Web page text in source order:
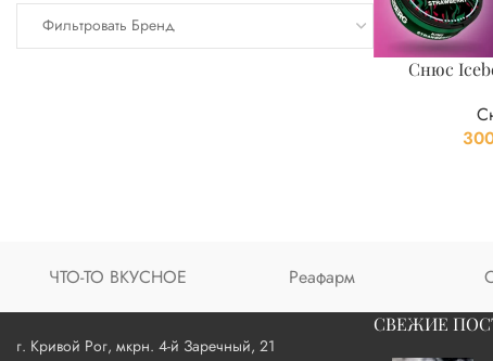
Фильтровать Бренд
Снюс
ЧТО-ТО ВКУСНОЕ Реафарм
г. Кривой Рог, мкрн. 4-й Заречный, 21
СВЕЖИЕ